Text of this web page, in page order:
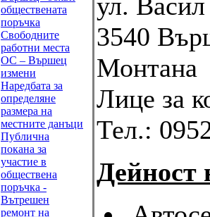
обществената
поръчка
Свободните
работни места
ОС – Вършец
измени
Наредбата за
определяне
размера на
местните данъци
Публична
покана за
участие в
обществена
поръчка -
Вътрешен
ремонт на
3540
Монтана
Лице за
Тел.:
Дейност